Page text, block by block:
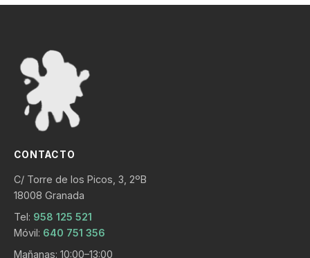
CONTACTO
C/ Torre de los Picos, 3, 2ºB
18008 Granada
Tel: 958 125 521
Móvil: 640 751 356
Mañanas: 10:00–13:00